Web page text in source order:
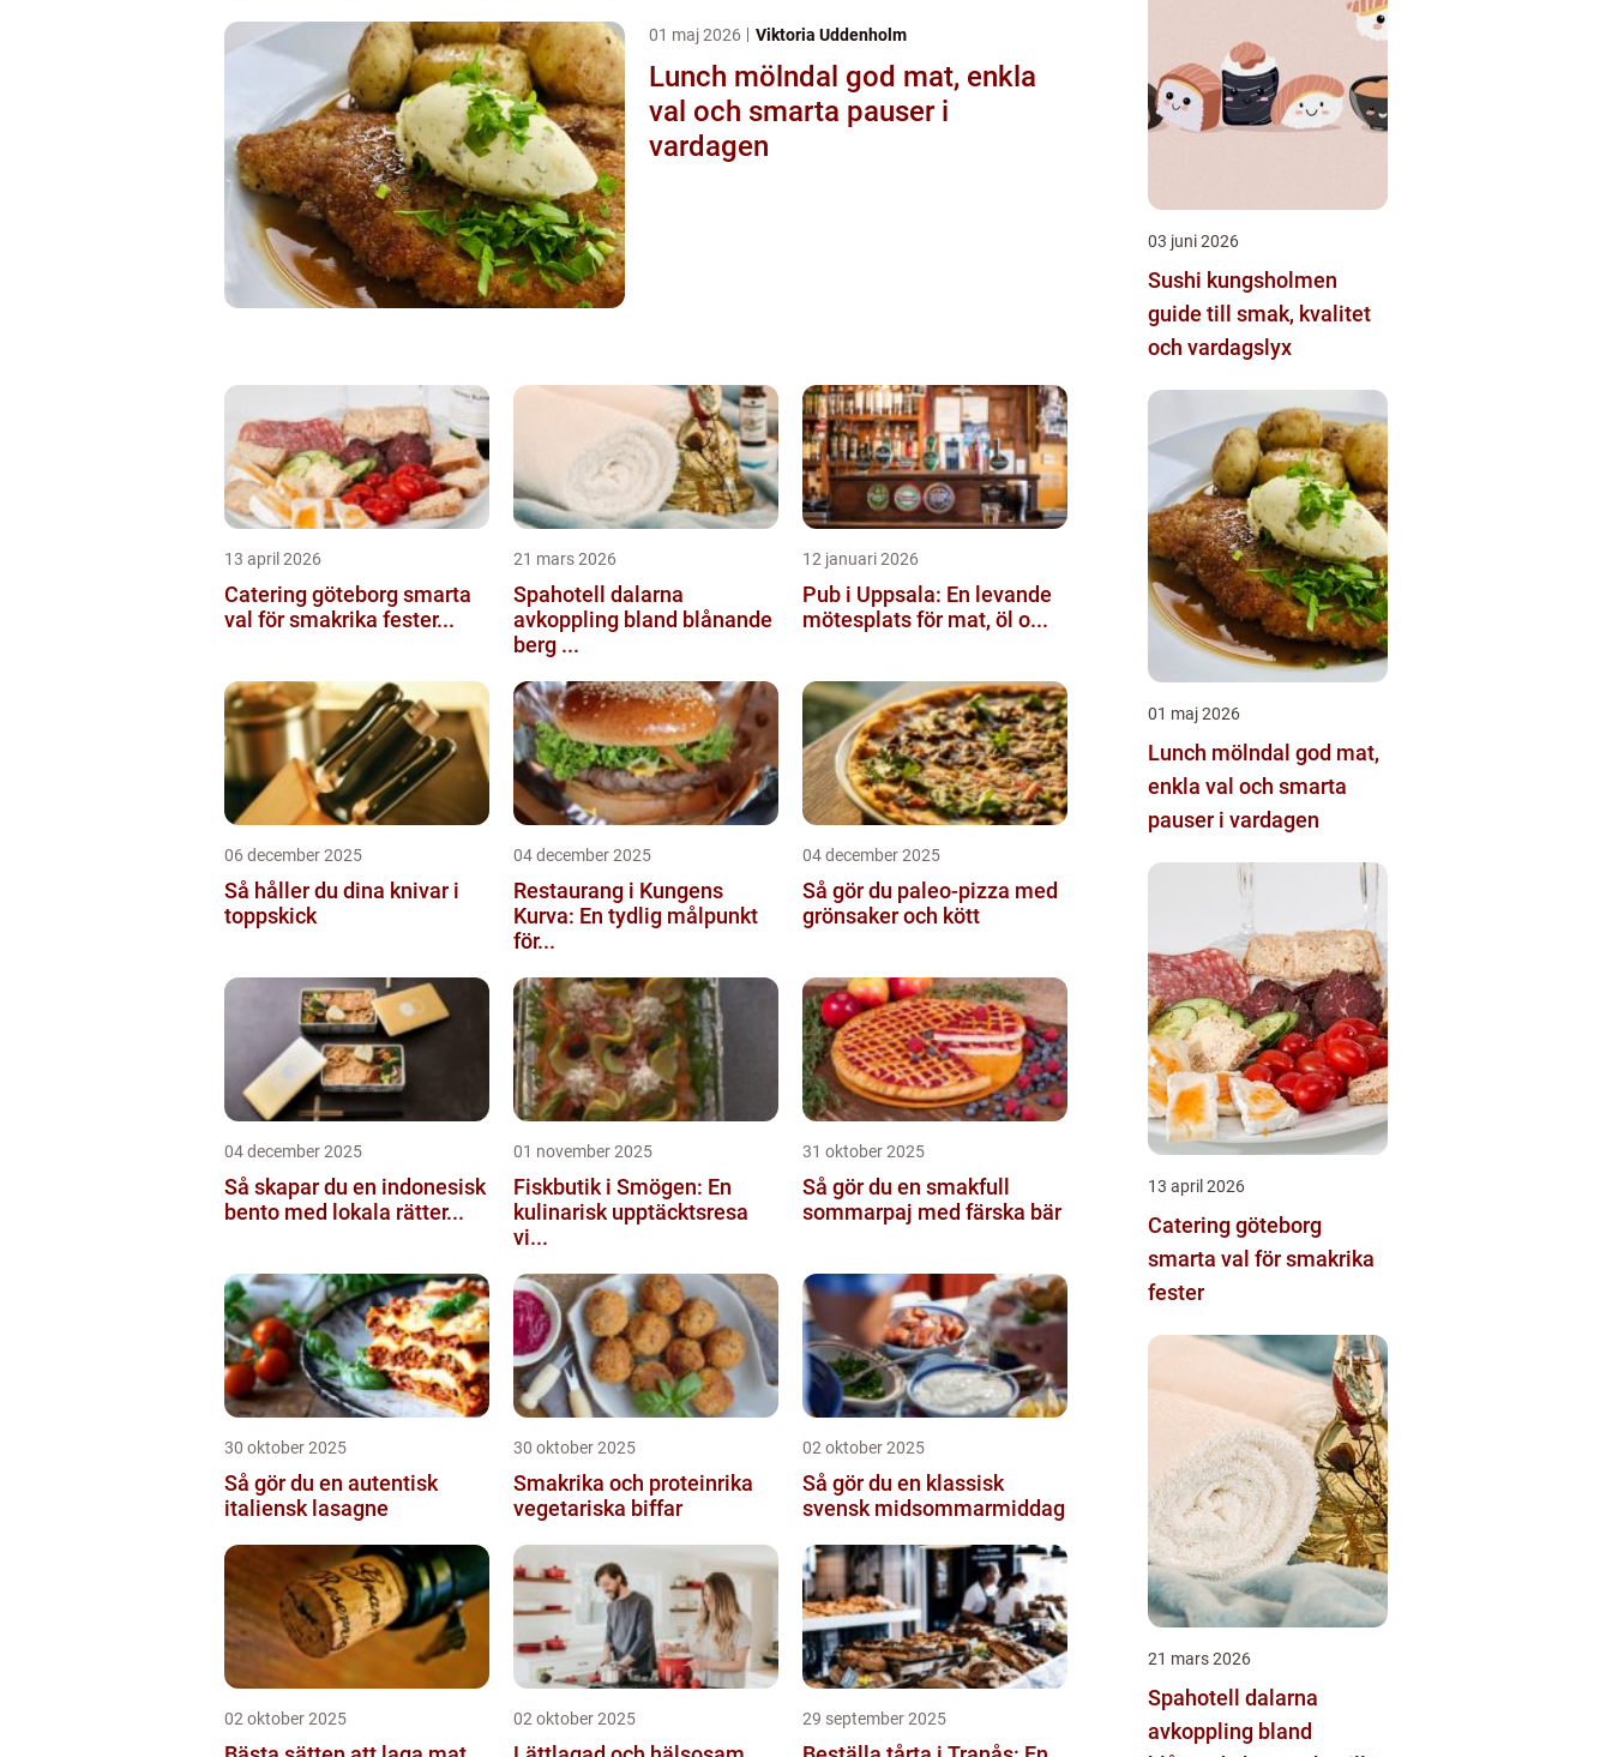
01 maj 2026 Viktoria Uddenholm
Lunch mölndal god mat, enkla
val och smarta pauser i
vardagen
13 april 2026
Catering göteborg smarta
val för smakrika fester...
21 mars 2026
Spahotell dalarna
avkoppling bland blånande
berg ...
12 januari 2026
Pub i Uppsala: En levande
mötesplats för mat, öl o...
06 december 2025
Så håller du dina knivar i
toppskick
04 december 2025
Restaurang i Kungens
Kurva: En tydlig målpunkt
för...
04 december 2025
Så gör du paleo-pizza med
grönsaker och kött
04 december 2025
Så skapar du en indonesisk
bento med lokala rätter...
01 november 2025
Fiskbutik i Smögen: En
kulinarisk upptäcktsresa
vi...
31 oktober 2025
Så gör du en smakfull
sommarpaj med färska bär
30 oktober 2025
Så gör du en autentisk
italiensk lasagne
30 oktober 2025
Smakrika och proteinrika
vegetariska biffar
02 oktober 2025
Så gör du en klassisk
svensk midsommarmiddag
02 oktober 2025 02 oktober 2025 29 september 2025
03 juni 2026
Sushi kungsholmen
guide till smak, kvalitet
och vardagslyx
01 maj 2026
Lunch mölndal god mat,
enkla val och smarta
pauser i vardagen
13 april 2026
Catering göteborg
smarta val för smakrika
fester
21 mars 2026
Spahotell dalarna
avkoppling bland